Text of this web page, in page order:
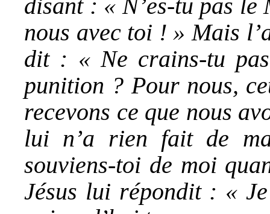
disant : « N’es-tu pas le
nous avec toi ! » Mais
dit : « Ne crains-tu
punition ? Pour nous,
recevons ce que nous
lui n’a rien fait de
souviens-toi de moi
Jésus lui répondit : «